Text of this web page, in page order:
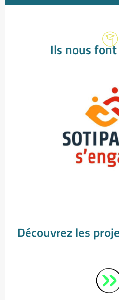
Ils nous
Découvrez les